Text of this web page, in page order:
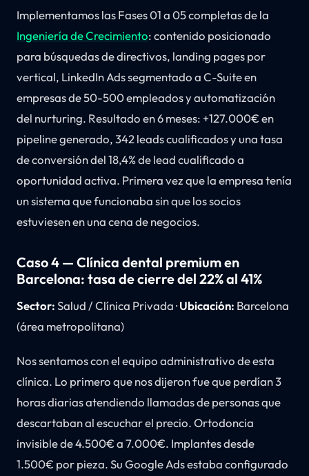
Implementamos las Fases 01 a 05 completas de la
Ingeniería de Crecimiento: contenido posicionado
para búsquedas de directivos, landing pages por
vertical, LinkedIn Ads segmentado a C-Suite en
empresas de 50-500 empleados y automatización
del nurturing. Resultado en 6 meses: +127.000€ en
pipeline generado, 342 leads cualificados y una tasa
de conversión del 18,4% de lead cualificado a
oportunidad activa. Primera vez que la empresa tenía
un sistema que funcionaba sin que los socios
estuviesen en una cena de negocios.
Caso 4 — Clínica dental premium en
Barcelona: tasa de cierre del 22% al 41%
Sector:Salud / Clínica Privada ·Ubicación: Barcelona
(área metropolitana)
Nos sentamos con el equipo administrativo de esta
clínica. Lo primero que nos dijeron fue que perdían 3
horas diarias atendiendo llamadas de personas que
descartaban al escuchar el precio. Ortodoncia
invisible de 4.500€ a 7.000€. Implantes desde
1.500€ por pieza. Su Google Ads estaba configurado